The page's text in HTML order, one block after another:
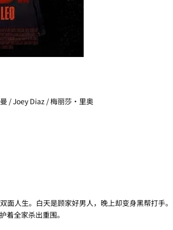
/ Joey Diaz / 梅丽莎·里奥
面人生。白天是顾家好男人，晚上却变身黑帮打手
着全家杀出重围。